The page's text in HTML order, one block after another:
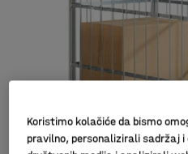
Koristimo kolačiće da bismo
pravilno, personalizirali sadržaj